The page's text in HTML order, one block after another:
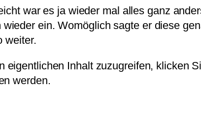
war es ja wieder mal alles ganz
ein. Womöglich sagte er diese
weiter.
eigentlichen Inhalt zuzugreifen, klicken
werden.